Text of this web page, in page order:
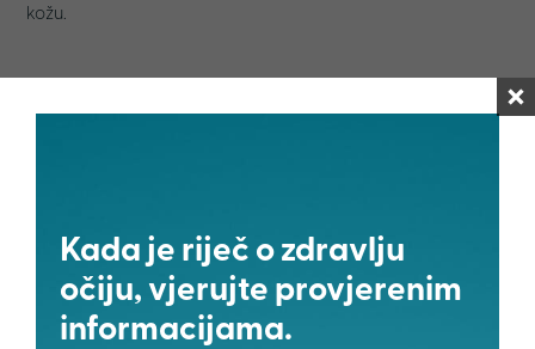
kožu.
Podijeli dalje:
Kada je riječ o zdravlju
očiju, vjerujte provjerenim
informacijama.